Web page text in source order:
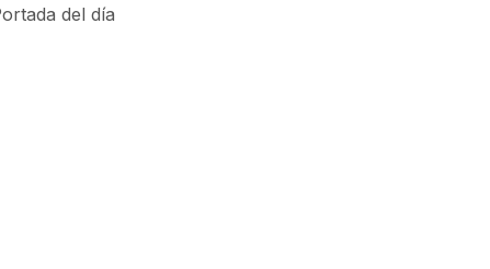
del día